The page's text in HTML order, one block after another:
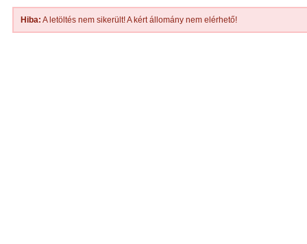
Hiba: A letöltés nem sikerült! A kért állomány nem elérhető!